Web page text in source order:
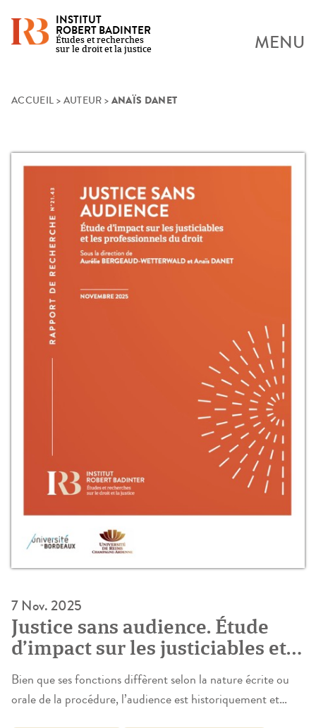
Skip
INSTITUT
ROBERT BADINTER
Études et recherches
sur le droit et la justice
MENU
ACCUEIL > AUTEUR > ANAÏS DANET
7 Nov. 2025
Justice sans audience. Étude
d’impact sur les justiciables et
les professionnels du droit
Bien que ses fonctions diffèrent selon la nature écrite ou
orale de la procédure, l’audience est historiquement et